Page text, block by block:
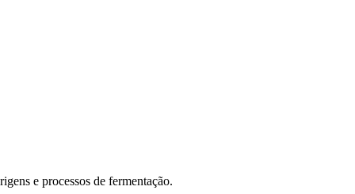
e processos de fermentação.